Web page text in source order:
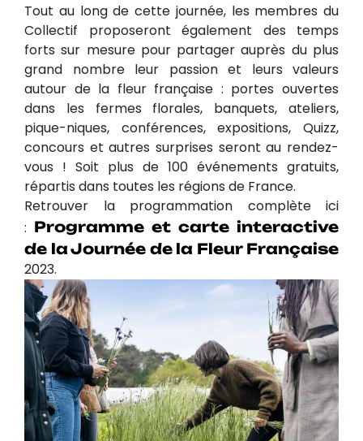
Tout au long de cette journée, les membres du
Collectif proposeront également des temps
forts sur mesure pour partager auprès du plus
grand nombre leur passion et leurs valeurs
autour de la fleur française : portes ouvertes
dans les fermes florales, banquets, ateliers,
pique-niques, conférences, expositions, Quizz,
concours et autres surprises seront au rendez-
vous ! Soit plus de 100 événements gratuits,
répartis dans toutes les régions de France.
Retrouver la programmation complète ici
: Programme et carte interactive
de la Journée de la Fleur Française
2023.